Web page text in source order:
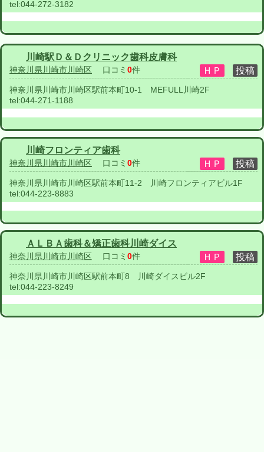
tel:044-272-3182
川崎駅Ｄ＆Ｄクリニック歯科皮膚科
神奈川県川崎市川崎区 口コミ 0件
神奈川県川崎市川崎区駅前本町10-1 MEFULL川崎2F
tel:044-271-1188
川崎フロンティア歯科
神奈川県川崎市川崎区 口コミ 0件
神奈川県川崎市川崎区駅前本町11-2 川崎フロンティアビル1F
tel:044-223-8883
ＡＬＢＡ歯科＆矯正歯科川崎ダイス
神奈川県川崎市川崎区 口コミ 0件
神奈川県川崎市川崎区駅前本町8 川崎ダイスビル2F
tel:044-223-8249